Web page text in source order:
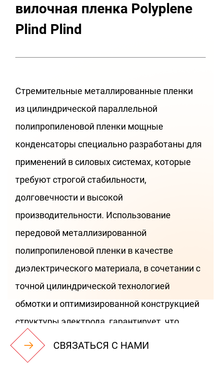
вилочная пленка Polyplene
Plind Plind
Стремительные металлированные пленки
из цилиндрической параллельной
полипропиленовой пленки мощные
конденсаторы специально разработаны для
применений в силовых системах, которые
требуют строгой стабильности,
долговечности и высокой
производительности. Использование
передовой металлизированной
полипропиленовой пленки в качестве
диэлектрического материала, в сочетании с
точной цилиндрической технологией
обмотки и оптимизированной конструкцией
структуры электрода, гарантирует, что
конденсатор обладает электрической
производительностью, чрезвычайно
СВЯЗАТЬСЯ С НАМИ